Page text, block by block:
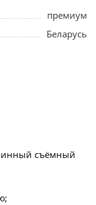
премиум
Беларусь
съёмный